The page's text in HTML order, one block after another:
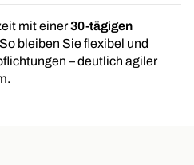
mit einer30-tägigen
bleiben Sie flexibel und
– deutlich agiler